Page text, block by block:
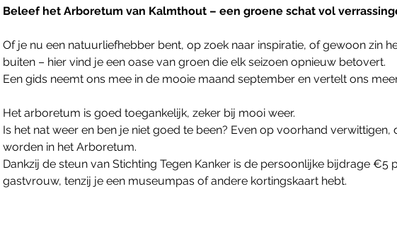
Beleef het Arboretum van Kalmthout – een groene schat vol
Of je nu een natuurliefhebber bent, op zoek naar inspiratie, of gewoon zin
buiten – hier vind je een oase van groen die elk seizoen opnieuw betovert.
Een gids neemt ons mee in de mooie maand september en vertelt ons
Het arboretum is goed toegankelijk, zeker bij mooi weer.
Is het nat weer en ben je niet goed te been? Even op voorhand
worden in het Arboretum.
Dankzij de steun van Stichting Tegen Kanker is de persoonlijke bijdrage €5
gastvrouw, tenzij je een museumpas of andere kortingskaart hebt.